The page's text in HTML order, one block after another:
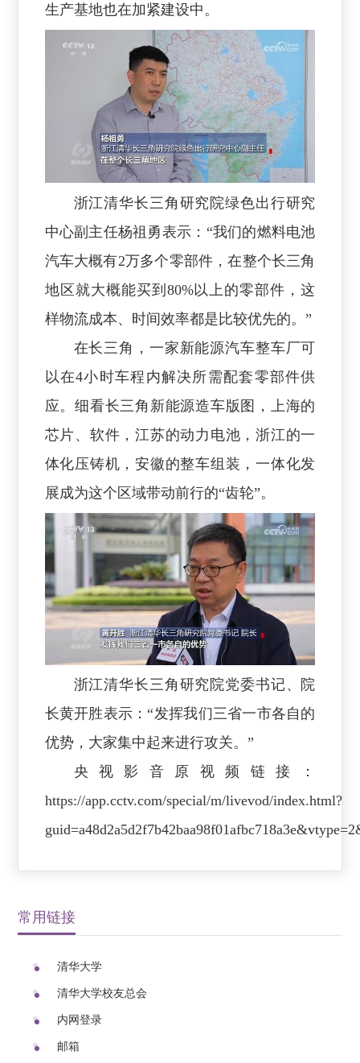
生产基地也在加紧建设中。
浙江清华长三角研究院绿色出行研究
中心副主任杨祖勇表示：“我们的燃料电池
汽车大概有2万多个零部件，在整个长三角
地区就大概能买到80%以上的零部件，这
样物流成本、时间效率都是比较优先的。”
在长三角，一家新能源汽车整车厂可
以在4小时车程内解决所需配套零部件供
应。细看长三角新能源造车版图，上海的
芯片、软件，江苏的动力电池，浙江的一
体化压铸机，安徽的整车组装，一体化发
展成为这个区域带动前行的“齿轮”。
浙江清华长三角研究院党委书记、院
长黄开胜表示：“发挥我们三省一市各自的
优势，大家集中起来进行攻关。”
央视影音原视频链接：
https://app.cctv.com/special/m/livevod/index.html?
常用链接
清华大学
清华大学校友总会
内网登录
邮箱